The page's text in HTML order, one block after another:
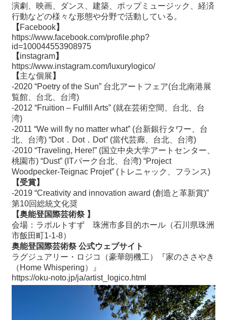
演劇、映画、ダンス、建築、ポップミュージック、経済
行動などの様々な形態や分野で活動している。
【 Facebook】
https://www.facebook.com/profile.php?
id=100044553908975
【instagram】
https://www.instagram.com/luxurylogico/
【主な個展 】
-2020 “Poetry of the Sun” 台北アートフェア(台北南港展
覧館、台北、台湾)
-2012 “Fruition – Fulfill Arts” (就在芸術空間、台北、台
湾)
-2011 “We will fly no matter what” (台新銀行タワー、台
北、台湾) “Dot．Dot．Dot” (當代芸廊、台北、台湾)
-2010 “Traveling, Here!” (国立中央大学アートセンター、
桃園市) “Dust” (ITパーク台北、台湾) “Project
Woodpecker-Teignac Projet” (トレニャック、フランス)
【受賞】
-2019 “Creativity and innovation award (創造と革新賞)”
第10回総統文化奨
【奥能登国際芸術祭 】
会場：ラポルトすず 珠洲市多目的ホール（石川県珠洲
市飯田町1-1-8）
奥能登国際芸術祭 公式ウェブサイト
ラグジュアリー・ロジコ（豪華朗機工）『家のささやき
（Home Whispering）』
https://oku-noto.jp/ja/artist_logico.html